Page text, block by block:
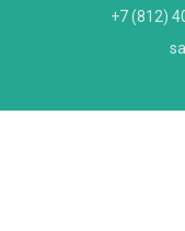
+7 (812)